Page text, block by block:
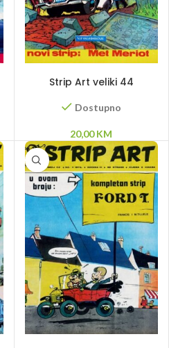
Strip Art veliki 44
Dostupno
20,00KM